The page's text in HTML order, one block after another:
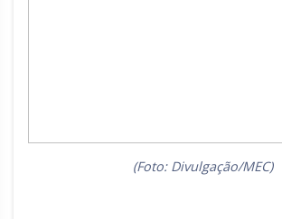
(Foto: Divulgação/MEC)